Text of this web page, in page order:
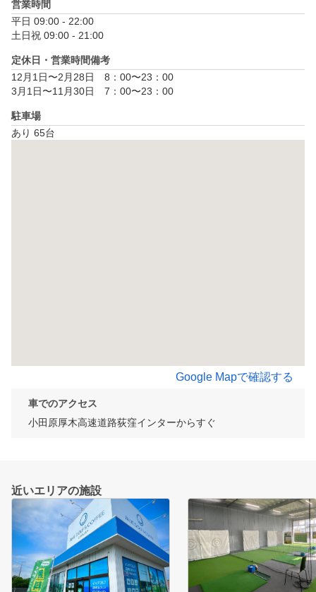
営業時間
平日 09:00 - 22:00
土日祝 09:00 - 21:00
定休日・営業時間備考
12月1日〜2月28日　8：00〜23：00
3月1日〜11月30日　7：00〜23：00
駐車場
あり 65台
Google Mapで確認する
車でのアクセス
小田原厚木高速道路荻窪インターからすぐ
近いエリアの施設